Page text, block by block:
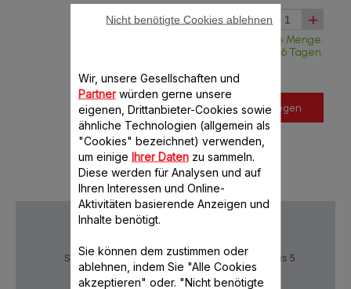
- +
Verfügbare Menge.
Lieferung in weniger als 6 Tagen.
In den Warenkorb legen
Sichere Zahlung
Lieferzeiten: 4 bis 5
Werktage
Wir, unsere Gesellschaften und
Partnerwürden gerne unsere
eigenen, Drittanbieter-Cookies sowie
ähnliche Technologien (allgemein als
"Cookies" bezeichnet) verwenden,
um einige Ihrer Datenzu sammeln.
Diese werden für Analysen und auf
Ihren Interessen und Online-
Aktivitäten basierende Anzeigen und
Inhalte benötigt.
Sie können dem zustimmen oder
ablehnen, indem Sie "Alle Cookies
akzeptieren" oder. "Nicht benötigte
Nicht benötigte Cookies ablehnen